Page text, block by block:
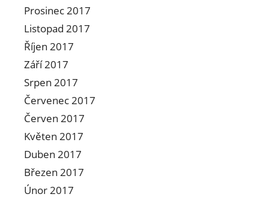
Prosinec 2017
Listopad 2017
Říjen 2017
Září 2017
Srpen 2017
Červenec 2017
Červen 2017
Květen 2017
Duben 2017
Březen 2017
Únor 2017